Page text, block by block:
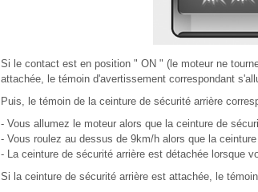
Si le contact est en position " ON " (le moteur ne
attachée, le témoin d'avertissement correspondant
Puis, le témoin de la ceinture de sécurité arrière
- Vous allumez le moteur alors que la ceinture de
- Vous roulez au dessus de 9km/h alors que la
- La ceinture de sécurité arrière est détachée lorsque
Si la ceinture de sécurité arrière est attachée, le